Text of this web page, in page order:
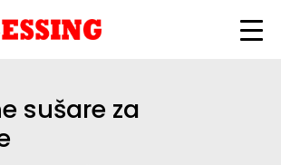
sušare za